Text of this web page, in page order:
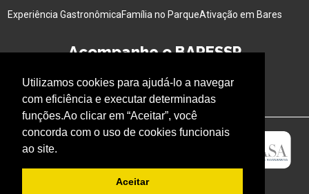
Utilizamos cookies para ajudá-lo a navegar
com eficiência e executar determinadas
funções.Ao clicar em “Aceitar”, você
concorda com o uso de cookies funcionais
ao site.
Aceitar
Experiência GastronômicaFamília no ParqueAtivação em Bares
Acompanhe o BARESSP